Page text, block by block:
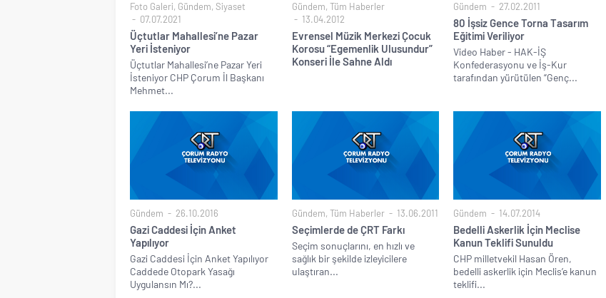
Foto Galeri, Gündem, Siyaset
07.07.2021
Üçtutlar Mahallesi’ne Pazar
Yeri İsteniyor
Üçtutlar Mahallesi’ne Pazar Yeri
İsteniyor CHP Çorum İl Başkanı
Mehmet...
Gündem, Tüm Haberler
13.04.2012
Evrensel Müzik Merkezi Çocuk
Korosu “Egemenlik Ulusundur”
Konseri İle Sahne Aldı
Gündem 27.02.2011
80 İşsiz Gence Torna Tasarım
Eğitimi Veriliyor
Video Haber - HAK-İŞ
Konfederasyonu ve İş-Kur
tarafından yürütülen “Genç...
Gündem 26.10.2016
Gazi Caddesi İçin Anket
Yapılıyor
Gazi Caddesi İçin Anket Yapılıyor
Caddede Otopark Yasağı
Uygulansın Mı?...
Gündem, Tüm Haberler 13.06.2011
Seçimlerde de ÇRT Farkı
Seçim sonuçlarını, en hızlı ve
sağlık bir şekilde izleyicilere
ulaştıran...
Gündem 14.07.2014
Bedelli Askerlik İçin Meclise
Kanun Teklifi Sunuldu
CHP milletvekil Hasan Ören,
bedelli askerlik için Meclis’e kanun
teklifi...